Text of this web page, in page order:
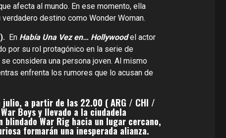
afecta al mundo. En ese momento, ella
destino como Wonder Woman.
En Había Una Vez en… Hollywoodel actor
por su rol protagónico en la serie de
considera una persona joven. Al mismo
enfrenta los rumores que lo acusan de
julio, a partir de las 22.00 ( ARG / CHI /
Boys y llevado a la ciudadela
War Rig hacia un lugar cercano,
formarán una inesperada alianza.